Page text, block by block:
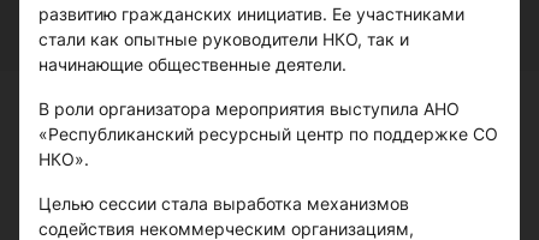
развитию гражданских инициатив. Ее участниками
стали как опытные руководители НКО, так и
начинающие общественные деятели.
В роли организатора мероприятия выступила АНО
«Республиканский ресурсный центр по поддержке СО
НКО».
Целью сессии стала выработка механизмов
содействия некоммерческим организациям,